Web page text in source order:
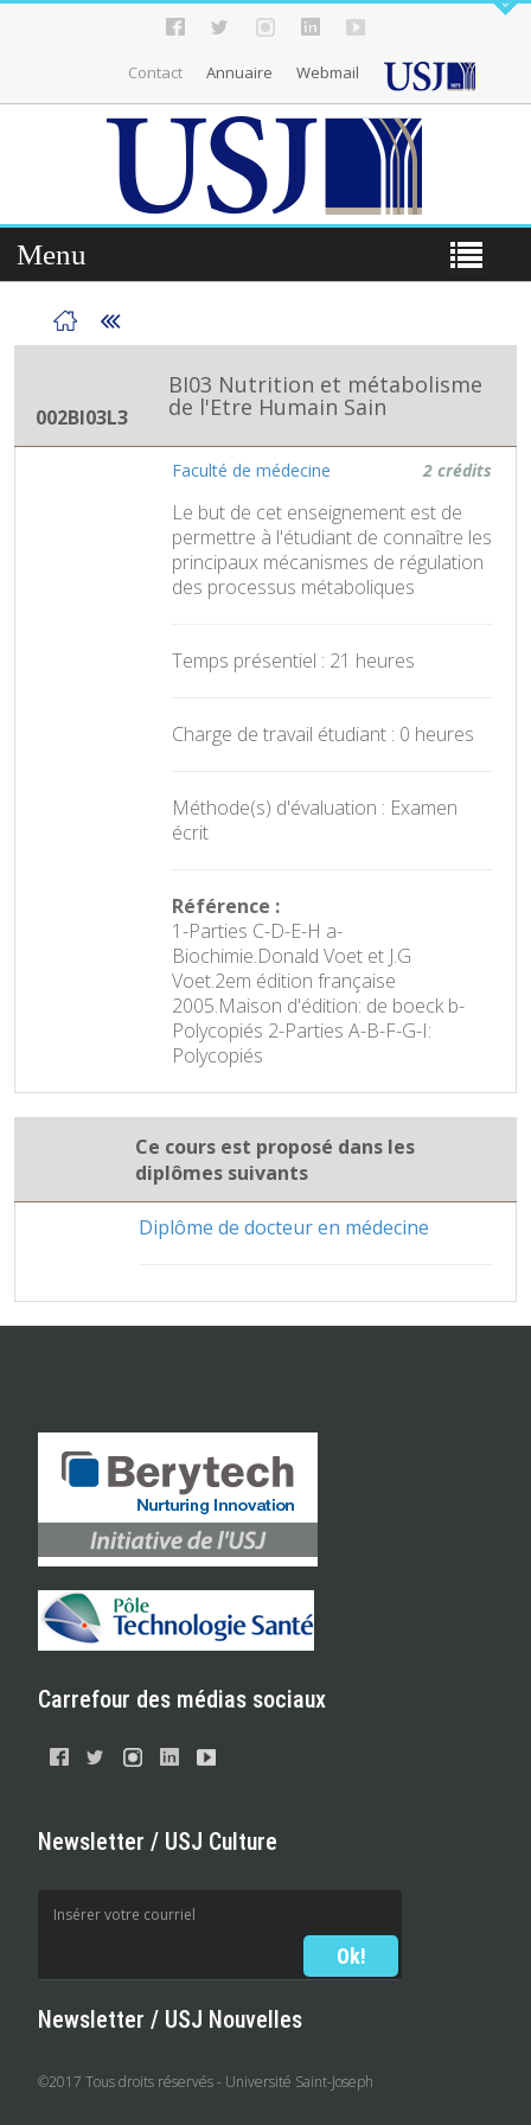
Contact Annuaire Webmail
Menu
002BI03L3
BI03 Nutrition et métabolisme
de l'Etre Humain Sain
Faculté de médecine 2 crédits
Le but de cet enseignement est de
permettre à l'étudiant de connaître les
principaux mécanismes de régulation
des processus métaboliques
Temps présentiel : 21 heures
Charge de travail étudiant : 0 heures
Méthode(s) d'évaluation : Examen
écrit
Référence :
1-Parties C-D-E-H a-
Biochimie.Donald Voet et J.G
Voet.2em édition française
2005.Maison d'édition: de boeck b-
Polycopiés 2-Parties A-B-F-G-I:
Polycopiés
Ce cours est proposé dans les
diplômes suivants
Diplôme de docteur en médecine
Carrefour des médias sociaux
Newsletter / USJ Culture
Newsletter / USJ Nouvelles
©2017 Tous droits réservés - Université Saint-Joseph